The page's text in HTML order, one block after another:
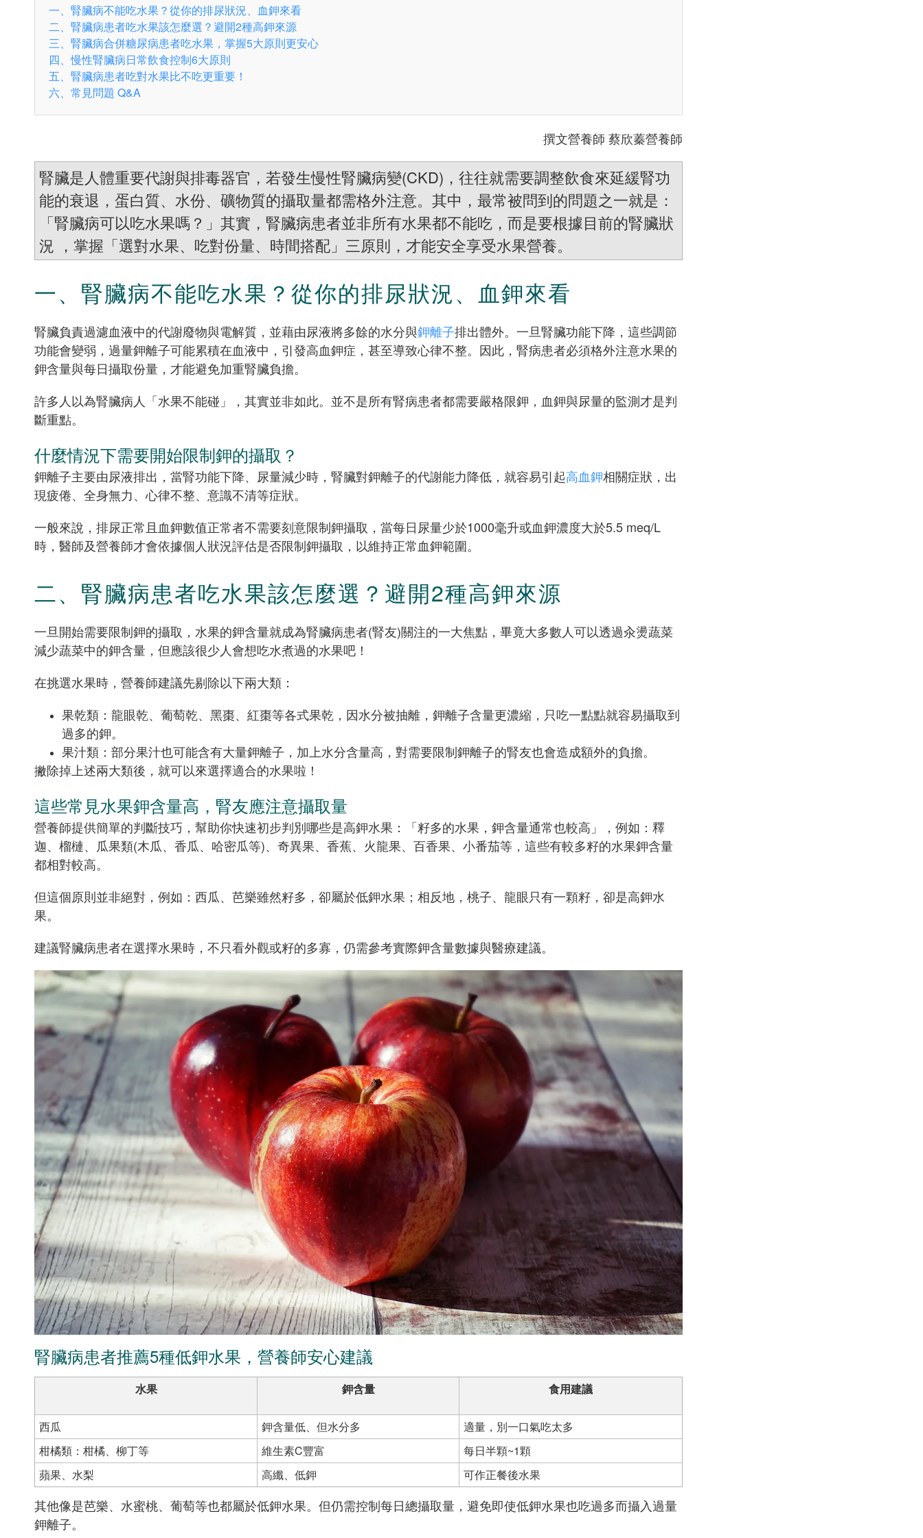
一、腎臟病不能吃水果？從你的排尿狀況、血鉀來看
二、腎臟病患者吃水果該怎麼選？避開2種高鉀來源
三、腎臟病合併糖尿病患者吃水果，掌握5大原則更安心
四、慢性腎臟病日常飲食控制6大原則
五、腎臟病患者吃對水果比不吃更重要！
六、常見問題 Q&A
撰文營養師 蔡欣蓁營養師
腎臟是人體重要代謝與排毒器官，若發生慢性腎臟病變(CKD)，往往就需要調整飲食來延緩腎功
能的衰退，蛋白質、水份、礦物質的攝取量都需格外注意。其中，最常被問到的問題之一就是：
「腎臟病可以吃水果嗎？」其實，腎臟病患者並非所有水果都不能吃，而是要根據目前的腎臟狀
況 ，掌握「選對水果、吃對份量、時間搭配」三原則，才能安全享受水果營養。
一、腎臟病不能吃水果？從你的排尿狀況、血鉀來看
腎臟負責過濾血液中的代謝廢物與電解質，並藉由尿液將多餘的水分與鉀離子排出體外。一旦腎臟功能下降，這些調節
功能會變弱，過量鉀離子可能累積在血液中，引發高血鉀症，甚至導致心律不整。因此，腎病患者必須格外注意水果的
鉀含量與每日攝取份量，才能避免加重腎臟負擔。
許多人以為腎臟病人「水果不能碰」，其實並非如此。並不是所有腎病患者都需要嚴格限鉀，血鉀與尿量的監測才是判
斷重點。
什麼情況下需要開始限制鉀的攝取？
鉀離子主要由尿液排出，當腎功能下降、尿量減少時，腎臟對鉀離子的代謝能力降低，就容易引起高血鉀相關症狀，出
現疲倦、全身無力、心律不整、意識不清等症狀。
一般來說，排尿正常且血鉀數值正常者不需要刻意限制鉀攝取，當每日尿量少於1000毫升或血鉀濃度大於5.5 meq/L
時，醫師及營養師才會依據個人狀況評估是否限制鉀攝取，以維持正常血鉀範圍。
二、腎臟病患者吃水果該怎麼選？避開2種高鉀來源
一旦開始需要限制鉀的攝取，水果的鉀含量就成為腎臟病患者(腎友)關注的一大焦點，畢竟大多數人可以透過汆燙蔬菜
減少蔬菜中的鉀含量，但應該很少人會想吃水煮過的水果吧！
在挑選水果時，營養師建議先剔除以下兩大類：
果乾類：龍眼乾、葡萄乾、黑棗、紅棗等各式果乾，因水分被抽離，鉀離子含量更濃縮，只吃一點點就容易攝取到
過多的鉀。
果汁類：部分果汁也可能含有大量鉀離子，加上水分含量高，對需要限制鉀離子的腎友也會造成額外的負擔。
撇除掉上述兩大類後，就可以來選擇適合的水果啦！
這些常見水果鉀含量高，腎友應注意攝取量
營養師提供簡單的判斷技巧，幫助你快速初步判別哪些是高鉀水果：「籽多的水果，鉀含量通常也較高」，例如：釋
迦、榴槤、瓜果類(木瓜、香瓜、哈密瓜等)、奇異果、香蕉、火龍果、百香果、小番茄等，這些有較多籽的水果鉀含量
都相對較高。
但這個原則並非絕對，例如：西瓜、芭樂雖然籽多，卻屬於低鉀水果；相反地，桃子、龍眼只有一顆籽，卻是高鉀水
果。
建議腎臟病患者在選擇水果時，不只看外觀或籽的多寡，仍需參考實際鉀含量數據與醫療建議。
腎臟病患者推薦5種低鉀水果，營養師安心建議
水果 鉀含量 食用建議
西瓜 鉀含量低、但水分多
適量，別一口氣吃太多
柑橘類：柑橘、柳丁等
維生素C豐富
每日半顆~1顆
蘋果、水梨
高纖、低鉀 可作正餐後水果
其他像是芭樂、水蜜桃、葡萄等也都屬於低鉀水果。但仍需控制每日總攝取量，避免即使低鉀水果也吃過多而攝入過量
鉀離子。